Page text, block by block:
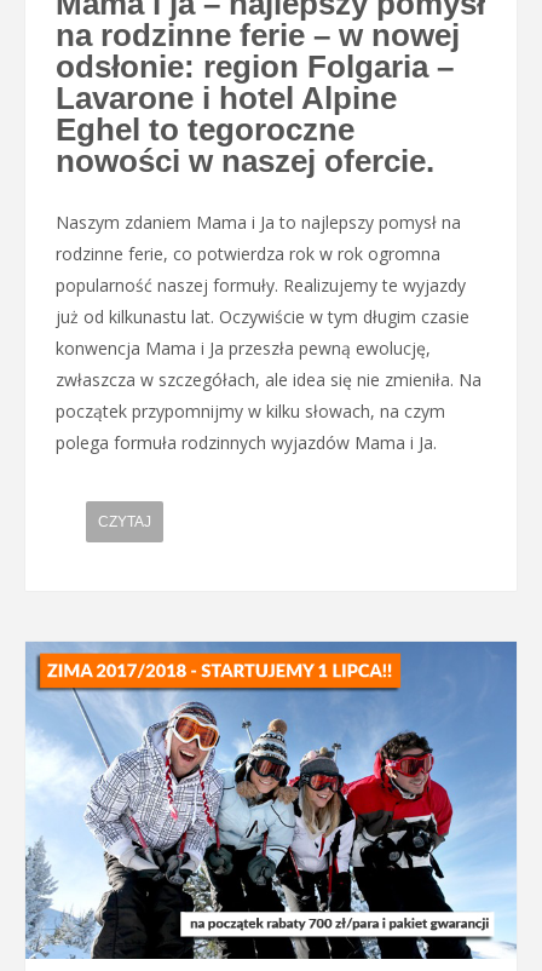
na rodzinne ferie – w nowej
odsłonie: region Folgaria –
Lavarone i hotel Alpine
Eghel to tegoroczne
nowości w naszej ofercie.
Naszym zdaniem Mama i Ja to najlepszy pomysł na
rodzinne ferie, co potwierdza rok w rok ogromna
popularność naszej formuły. Realizujemy te wyjazdy
już od kilkunastu lat. Oczywiście w tym długim czasie
konwencja Mama i Ja przeszła pewną ewolucję,
zwłaszcza w szczegółach, ale idea się nie zmieniła. Na
początek przypomnijmy w kilku słowach, na czym
polega formuła rodzinnych wyjazdów Mama i Ja.
CZYTAJ